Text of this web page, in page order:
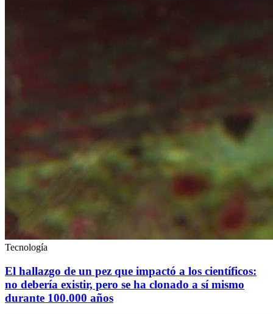
Tecnología
El hallazgo de un pez que impactó a los científicos:
no debería existir, pero se ha clonado a sí mismo
durante 100.000 años